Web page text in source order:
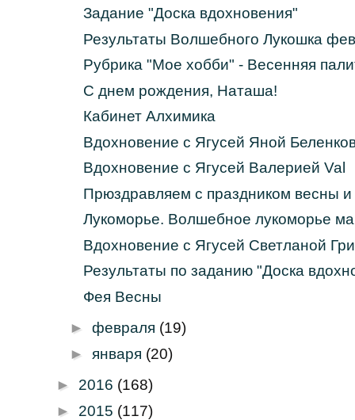
Задание "Доска вдохновения"
Результаты Волшебного Лукошка
Рубрика "Мое хобби" - Весенняя
С днем рождения, Наташа!
Кабинет Алхимика
Вдохновение с Ягусей Яной
Вдохновение с Ягусей Валерией Val
Прюздравляем с праздником весны
Лукоморье. Волшебное лукоморье
Вдохновение с Ягусей Светланой
Результаты по заданию "Доска
Фея Весны
► февраля (19)
► января (20)
► 2016 (168)
► 2015 (117)